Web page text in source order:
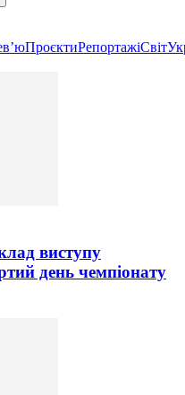
ПроєктиРепортажіСвіт
виступу
день чемпіонату